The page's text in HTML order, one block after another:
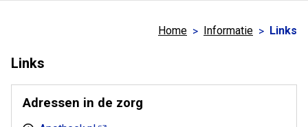
Home Informatie Links
Links
Adressen in de zorg